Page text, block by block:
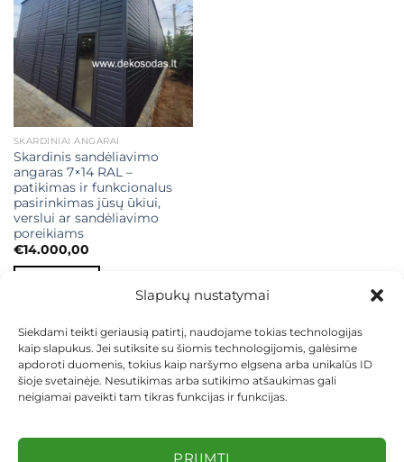
Slapukų nustatymai
Siekdami teikti geriausią patirtį, naudojame tokias technologijas
kaip slapukus. Jei sutiksite su šiomis technologijomis, galėsime
apdoroti duomenis, tokius kaip naršymo elgsena arba unikalūs ID
šioje svetainėje. Nesutikimas arba sutikimo atšaukimas gali
neigiamai paveikti tam tikras funkcijas ir funkcijas.
PRIIMTI
SKARDINIAI ANGARAI
Skardinis sandėliavimo
angaras 7×14 RAL –
patikimas ir funkcionalus
pasirinkimas jūsų ūkiui,
verslui ar sandėliavimo
poreikiams
€14.000,00
KEITIMAS IR GRĄŽINIMAS
PRIVATUMO POLITIKA